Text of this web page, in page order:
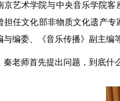
京艺术学院与中央音乐学院
担任文化部非物质文化遗产
与编委、《音乐传播》副主编
老师首先提出问题，到底什